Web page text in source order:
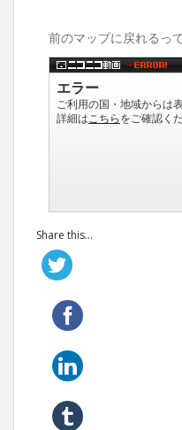
前のマップに戻れるっ
Share this...